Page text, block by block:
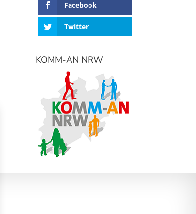
Facebook
Twitter
KOMM-AN NRW